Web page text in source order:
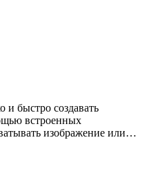
и быстро создавать
встроенных
изображение или…